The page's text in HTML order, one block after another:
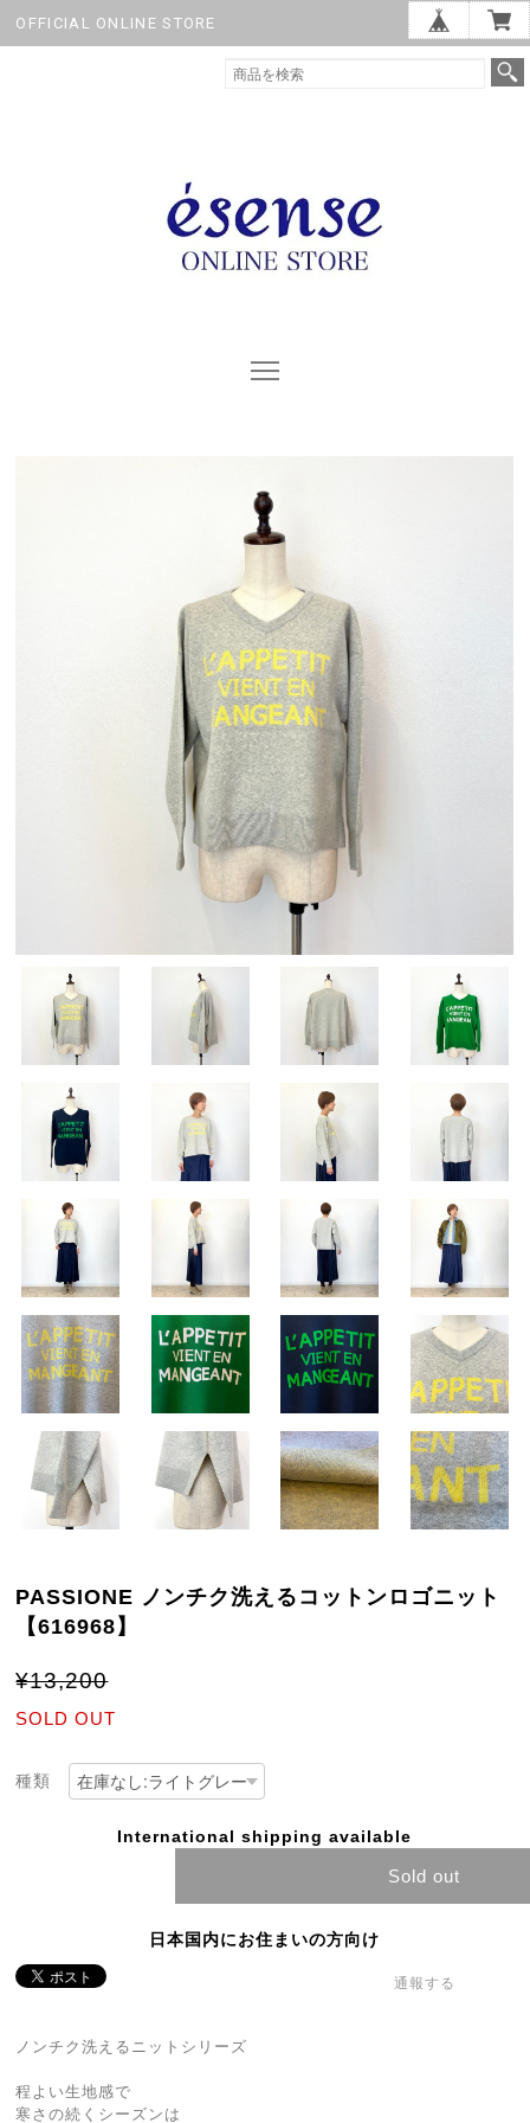
OFFICIAL ONLINE STORE
PASSIONE ノンチク洗えるコットンロゴニット
【616968】
¥13,200
SOLD OUT
種類
International shipping available
Sold out
日本国内にお住まいの方向け
通報する
ノンチク洗えるニットシリーズ
程よい生地感で
寒さの続くシーズンは